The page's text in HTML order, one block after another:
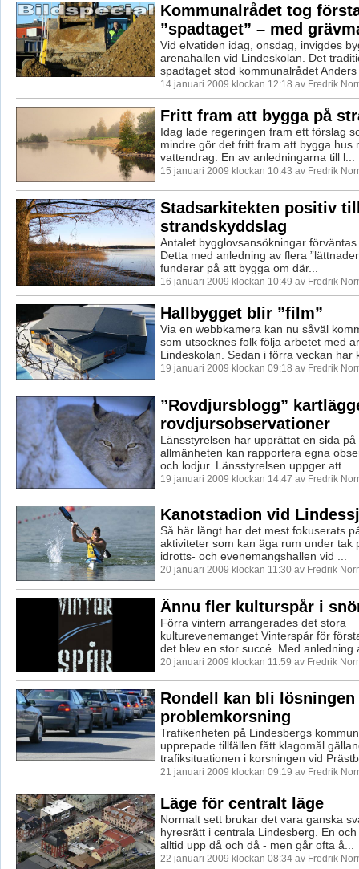
Kommunalrådet tog
”spadtaget” – med
Vid elvatiden idag, onsdag, invigdes
arenahallen vid Lindeskolan. Det
spadtaget stod kommunalrådet Anders
14 januari 2009 klockan 12:18 av Fredrik
Fritt fram att bygga på
Idag lade regeringen fram ett förslag
mindre gör det fritt fram att bygga hus
vattendrag. En av anledningarna till l...
15 januari 2009 klockan 10:43 av Fredrik
Stadsarkitekten positiv
strandskyddslag
Antalet bygglovsansökningar
Detta med anledning av flera
funderar på att bygga om där...
16 januari 2009 klockan 10:49 av Fredrik
Hallbygget blir ”film”
Via en webbkamera kan nu såväl
som utsocknes folk följa arbetet med
Lindeskolan. Sedan i förra veckan har
19 januari 2009 klockan 09:18 av Fredrik
”Rovdjursblogg”
rovdjursobservationer
Länsstyrelsen har upprättat en sida på
allmänheten kan rapportera egna
och lodjur. Länsstyrelsen uppger att...
19 januari 2009 klockan 14:47 av Fredrik
Kanotstadion vid
Så här långt har det mest fokuserats
aktiviteter som kan äga rum under tak
idrotts- och evenemangshallen vid ...
20 januari 2009 klockan 11:30 av Fredrik
Ännu fler kulturspår i
Förra vintern arrangerades det stora
kulturevenemanget Vinterspår för
det blev en stor succé. Med anledning
20 januari 2009 klockan 11:59 av Fredrik
Rondell kan bli lösningen
problemkorsning
Trafikenheten på Lindesbergs
upprepade tillfällen fått klagomål
trafiksituationen i korsningen vid
21 januari 2009 klockan 09:19 av Fredrik
Läge för centralt läge
Normalt sett brukar det vara ganska
hyresrätt i centrala Lindesberg. En
alltid upp då och då - men går ofta å...
22 januari 2009 klockan 08:34 av Fredrik